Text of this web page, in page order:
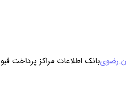
رضویبانک اطلاعات مراکز پرداخت